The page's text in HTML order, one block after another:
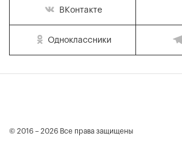
ВКонтакте
Одноклассники
© 2016 – 2026 Все права защищены